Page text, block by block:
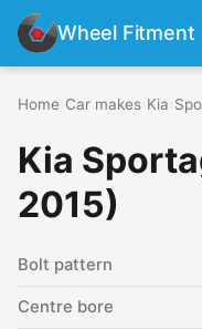
Wheel Fitment
Home Car makes Kia
Kia
2015)
Bolt pattern
Centre bore